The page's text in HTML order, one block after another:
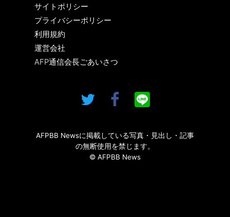
サイトポリシー
プライバシーポリシー
利用規約
運営会社
AFP通信会長ごあいさつ
AFPBB Newsに掲載している写真・見出し・記事
の無断使用を禁じます。
© AFPBB News